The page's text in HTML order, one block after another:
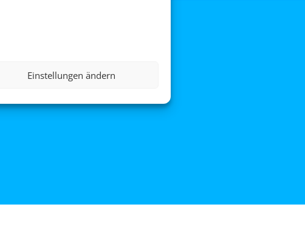
Einstellungen ändern
Service|AGB|Blacklisted Airlines